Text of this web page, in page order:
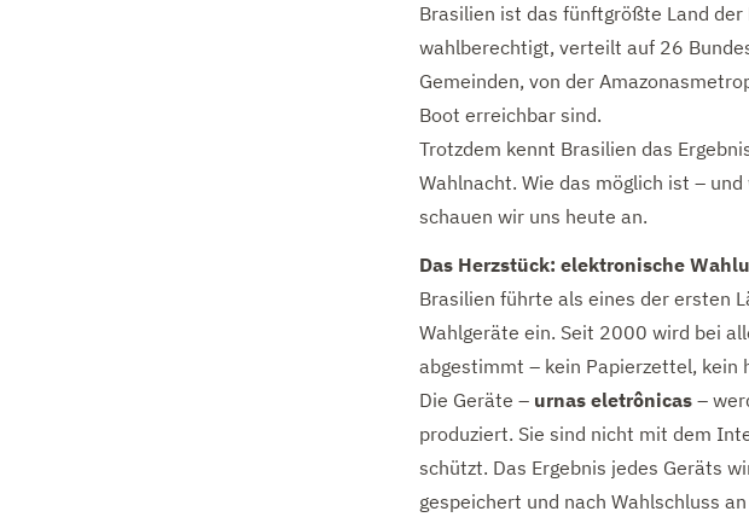
Brasilien ist das fünftgrößte Land
wahlberechtigt, verteilt auf 26
Gemeinden, von der
Boot erreichbar sind.
Trotzdem kennt Brasilien das
Wahlnacht. Wie das möglich ist –
schauen wir uns heute an.
Das Herzstück: elektronische
Brasilien führte als eines der ersten
Wahlgeräte ein. Seit 2000 wird bei
abgestimmt – kein Papierzettel, kein
Die Geräte – urnas eletrônicas –
produziert. Sie sind nicht mit dem
schützt. Das Ergebnis jedes Geräts
gespeichert und nach Wahlschluss